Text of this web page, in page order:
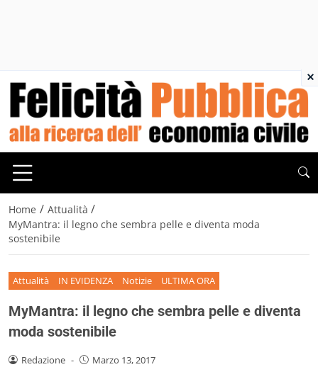
Home / Attualità /
MyMantra: il legno che sembra pelle e diventa moda
sostenibile
Attualità IN EVIDENZA Notizie ULTIMA ORA
MyMantra: il legno che sembra pelle e diventa
moda sostenibile
Redazione - Marzo 13, 2017
×